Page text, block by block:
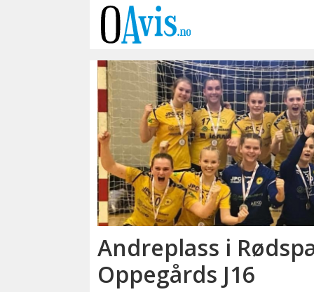
rødsptte
Andreplass i
Oppegårds J16